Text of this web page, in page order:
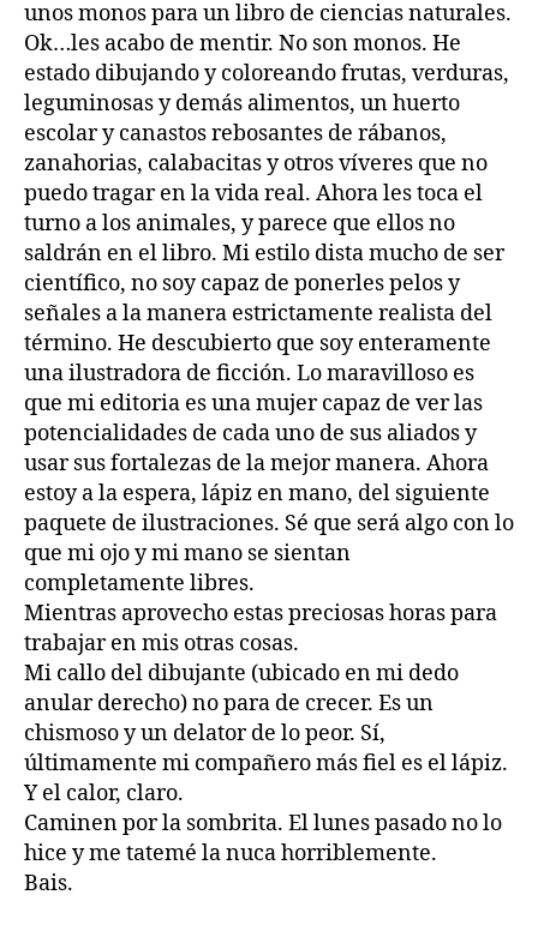
unos monos para un libro de ciencias naturales.
Ok…les acabo de mentir. No son monos. He
estado dibujando y coloreando frutas, verduras,
leguminosas y demás alimentos, un huerto
escolar y canastos rebosantes de rábanos,
zanahorias, calabacitas y otros víveres que no
puedo tragar en la vida real. Ahora les toca el
turno a los animales, y parece que ellos no
saldrán en el libro. Mi estilo dista mucho de ser
científico, no soy capaz de ponerles pelos y
señales a la manera estrictamente realista del
término. He descubierto que soy enteramente
una ilustradora de ficción. Lo maravilloso es
que mi editoria es una mujer capaz de ver las
potencialidades de cada uno de sus aliados y
usar sus fortalezas de la mejor manera. Ahora
estoy a la espera, lápiz en mano, del siguiente
paquete de ilustraciones. Sé que será algo con lo
que mi ojo y mi mano se sientan
completamente libres.
Mientras aprovecho estas preciosas horas para
trabajar en mis otras cosas.
Mi callo del dibujante (ubicado en mi dedo
anular derecho) no para de crecer. Es un
chismoso y un delator de lo peor. Sí,
últimamente mi compañero más fiel es el lápiz.
Y el calor, claro.
Caminen por la sombrita. El lunes pasado no lo
hice y me tatemé la nuca horriblemente.
Bais.